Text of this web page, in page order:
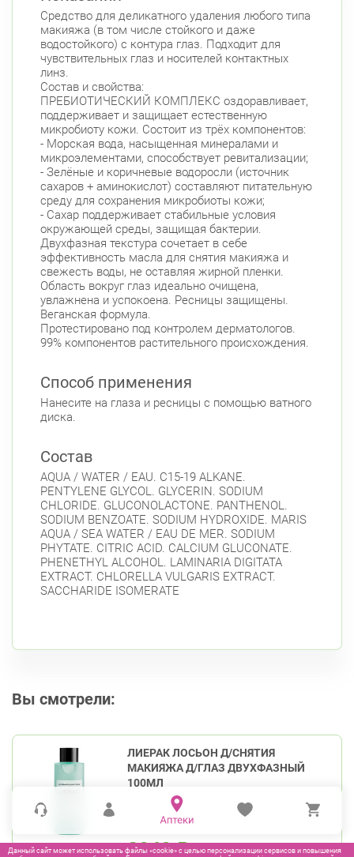
Средство для деликатного удаления любого типа
макияжа (в том числе стойкого и даже
водостойкого) с контура глаз. Подходит для
чувствительных глаз и носителей контактных
линз.
Состав и свойства:
ПРЕБИОТИЧЕСКИЙ КОМПЛЕКС оздоравливает,
поддерживает и защищает естественную
микробиоту кожи. Состоит из трёх компонентов:
- Морская вода, насыщенная минералами и
микроэлементами, способствует ревитализации;
- Зелёные и коричневые водоросли (источник
сахаров + аминокислот) составляют питательную
среду для сохранения микробиоты кожи;
- Сахар поддерживает стабильные условия
окружающей среды, защищая бактерии.
Двухфазная текстура сочетает в себе
эффективность масла для снятия макияжа и
свежесть воды, не оставляя жирной пленки.
Область вокруг глаз идеально очищена,
увлажнена и успокоена. Ресницы защищены.
Веганская формула.
Протестировано под контролем дерматологов.
99% компонентов растительного происхождения.
Способ применения
Нанесите на глаза и ресницы с помощью ватного
диска.
Состав
AQUA / WATER / EAU. C15-19 ALKANE.
PENTYLENE GLYCOL. GLYCERIN. SODIUM
CHLORIDE. GLUCONOLACTONE. PANTHENOL.
SODIUM BENZOATE. SODIUM HYDROXIDE. MARIS
AQUA / SEA WATER / EAU DE MER. SODIUM
PHYTATE. CITRIC ACID. CALCIUM GLUCONATE.
PHENETHYL ALCOHOL. LAMINARIA DIGITATA
EXTRACT. CHLORELLA VULGARIS EXTRACT.
SACCHARIDE ISOMERATE
Вы смотрели:
ЛИЕРАК ЛОСЬОН Д/СНЯТИЯ
МАКИЯЖА Д/ГЛАЗ ДВУХФАЗНЫЙ
100МЛ
2040₽
Данный сайт может использовать файлы «cookie» с целью персонализации сервисов и повышения